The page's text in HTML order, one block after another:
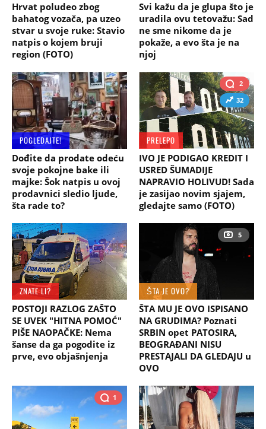
Hrvat poludeo zbog
bahatog vozača, pa uzeo
stvar u svoje ruke: Stavio
natpis o kojem bruji
region (FOTO)
Svi kažu da je glupa što je
uradila ovu tetovažu: Sad
ne sme nikome da je
pokaže, a evo šta je na
njoj
POGLEDAJTE!
Dođite da prodate odeću
svoje pokojne bake ili
majke: Šok natpis u ovoj
prodavnici sledio ljude,
šta rade to?
2
32
PRELEPO
IVO JE PODIGAO KREDIT I
USRED ŠUMADIJE
NAPRAVIO HOLIVUD! Sada
je zasijao novim sjajem,
gledajte samo (FOTO)
ZNATE LI?
POSTOJI RAZLOG ZAŠTO
SE UVEK "HITNA POMOĆ"
PIŠE NAOPAČKE: Nema
šanse da ga pogodite iz
prve, evo objašnjenja
5
ŠTA JE OVO?
ŠTA MU JE OVO ISPISANO
NA GRUDIMA? Poznati
SRBIN opet PATOSIRA,
BEOGRAĐANI NISU
PRESTAJALI DA GLEDAJU u
OVO
1